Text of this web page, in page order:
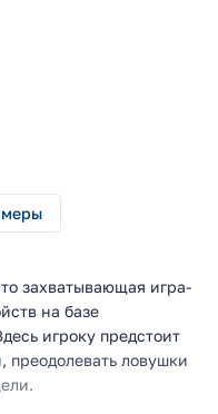
захватывающая игра-
на базе
игроку предстоит
преодолевать ловушки